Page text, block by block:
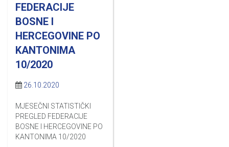
FEDERACIJE
BOSNE I
HERCEGOVINE PO
KANTONIMA
10/2020
26.10.2020
MJESEČNI STATISTIČKI
PREGLED FEDERACIJE
BOSNE I HERCEGOVINE PO
KANTONIMA 10/2020